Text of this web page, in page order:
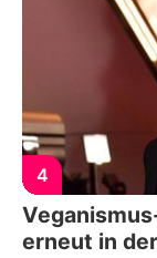
4
erneut in